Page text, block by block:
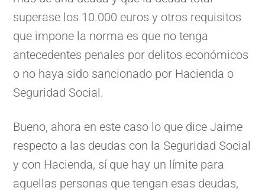
superase los 10.000 euros y otros requisitos
que impone la norma es que no tenga
antecedentes penales por delitos económicos
o no haya sido sancionado por Hacienda o
Seguridad Social.
Bueno, ahora en este caso lo que dice Jaime
respecto a las deudas con la Seguridad Social
y con Hacienda, sí que hay un límite para
aquellas personas que tengan esas deudas,